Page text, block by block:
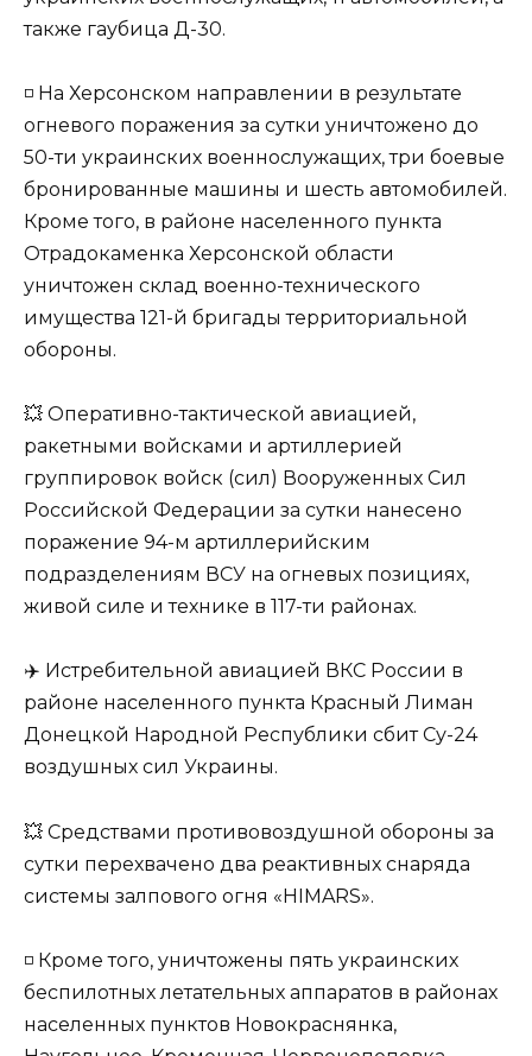
также гаубица Д-30.
◽️ На Херсонском направлении в результате
огневого поражения за сутки уничтожено до
50-ти украинских военнослужащих, три боевые
бронированные машины и шесть автомобилей.
Кроме того, в районе населенного пункта
Отрадокаменка Херсонской области
уничтожен склад военно-технического
имущества 121-й бригады территориальной
обороны.
💥 Оперативно-тактической авиацией,
ракетными войсками и артиллерией
группировок войск (сил) Вооруженных Сил
Российской Федерации за сутки нанесено
поражение 94-м артиллерийским
подразделениям ВСУ на огневых позициях,
живой силе и технике в 117-ти районах.
✈️ Истребительной авиацией ВКС России в
районе населенного пункта Красный Лиман
Донецкой Народной Республики сбит Су-24
воздушных сил Украины.
💥 Средствами противовоздушной обороны за
сутки перехвачено два реактивных снаряда
системы залпового огня «HIMARS».
◽️ Кроме того, уничтожены пять украинских
беспилотных летательных аппаратов в районах
населенных пунктов Новокраснянка,